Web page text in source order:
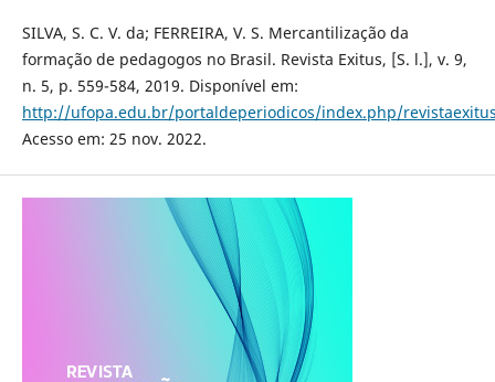
SILVA, S. C. V. da; FERREIRA, V. S. Mercantilização da
formação de pedagogos no Brasil. Revista Exitus, [S. l.], v. 9,
n. 5, p. 559-584, 2019. Disponível em:
http://ufopa.edu.br/portaldeperiodicos/index.php/
Acesso em: 25 nov. 2022.